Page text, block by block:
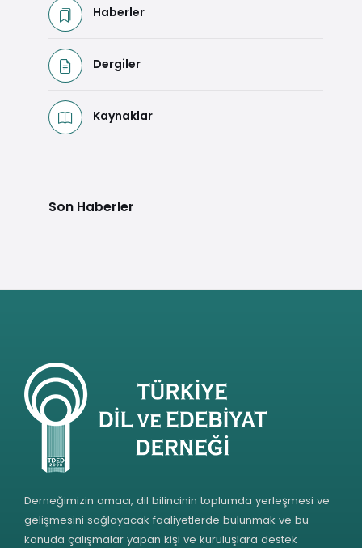
Haberler
Dergiler
Kaynaklar
Son Haberler
Derneğimizin amacı, dil bilincinin toplumda yerleşmesi ve
gelişmesini sağlayacak faaliyetlerde bulunmak ve bu
konuda çalışmalar yapan kişi ve kuruluşlara destek